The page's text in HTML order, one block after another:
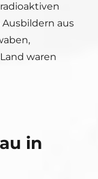
aus
waren
in
in